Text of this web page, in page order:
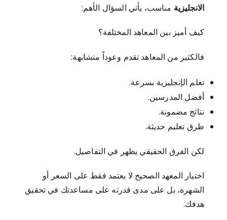
الانجليزية مناسب، يأتي السؤال الأهم:
كيف أميز بين المعاهد المختلفة؟
فالكثير من المعاهد تقدم وعوداً متشابهة:
تعلم الإنجليزية بسرعة.
أفضل المدرسين.
نتائج مضمونة.
طرق تعليم حديثة.
لكن الفرق الحقيقي يظهر في التفاصيل.
اختيار المعهد الصحيح لا يعتمد فقط على السعر أو
الشهرة، بل على مدى قدرته على مساعدتك في تحقيق
هدفك.